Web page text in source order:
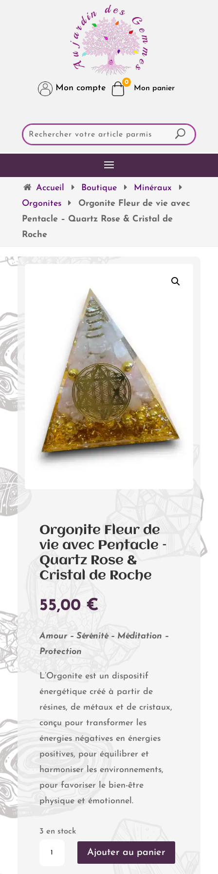
Mon compte
0
Accueil Boutique
Minéraux
Orgonites
Orgonite Fleur de vie avec
Pentacle – Quartz Rose & Cristal de
Roche
Orgonite Fleur de
vie avec Pentacle –
Quartz Rose &
Cristal de Roche
55,00 €
Amour – Sérénité – Méditation –
Protection
L’Orgonite est un dispositif
énergétique créé à partir de
résines, de métaux et de cristaux,
conçu pour transformer les
énergies négatives en énergies
positives, pour équilibrer et
harmoniser les environnements,
pour favoriser le bien-être
physique et émotionnel.
3 en stock
Ajouter au panier